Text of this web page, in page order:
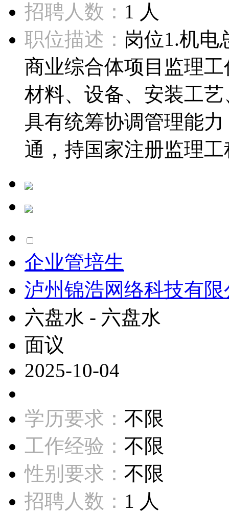
招聘人数： 1 人
职位描述： 岗位1.机电
商业综合体项目监理
材料、设备、安装工
具有统筹协调管理能
通，持国家注册监理工
企业管培生
泸州锦浩网络科技有限
六盘水 - 六盘水
面议
2025-10-04
学历要求： 不限
工作经验： 不限
性别要求： 不限
招聘人数： 1 人